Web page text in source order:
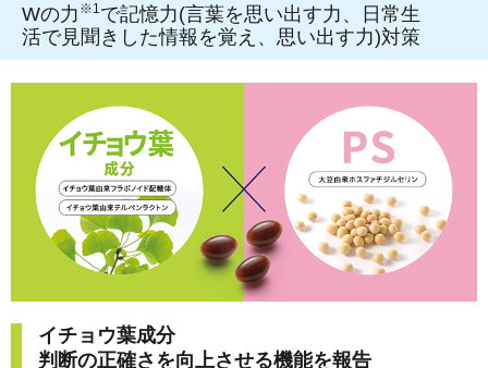
Wの力 ※1で記憶力(言葉を思い出す力、日常生
活で見聞きした情報を覚え、思い出す力)対策
イチョウ葉成分
判断の正確さを向上させる機能を報告